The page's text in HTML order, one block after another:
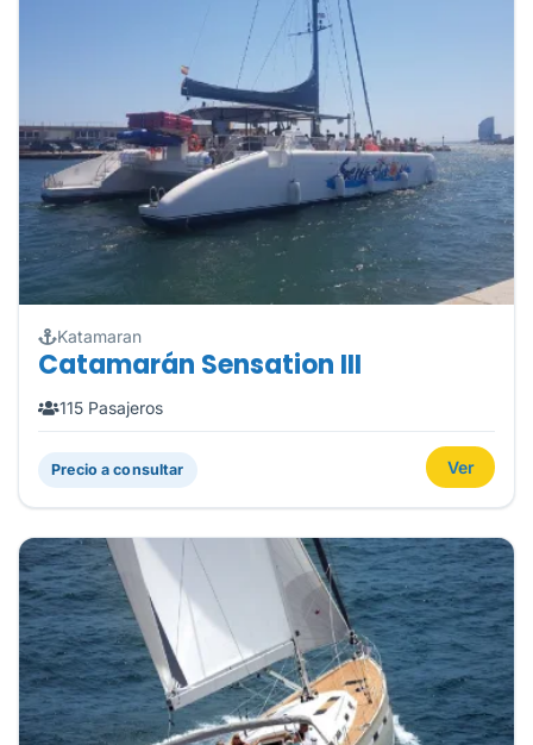
Katamaran
Catamarán Sensation III
115 Pasajeros
Precio a consultar Ver